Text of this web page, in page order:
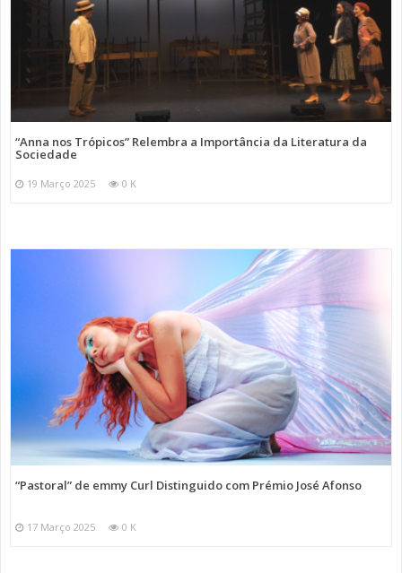
“Anna nos Trópicos” Relembra a Importância da Literatura da
Sociedade
19 Março 2025 0 K
“Pastoral” de emmy Curl Distinguido com Prémio José Afonso
17 Março 2025 0 K